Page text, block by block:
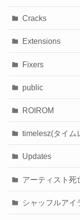
Cracks
Extensions
Fixers
public
ROIROM
timelesz(タイム
Updates
アーティスト死
シャッフルアイ